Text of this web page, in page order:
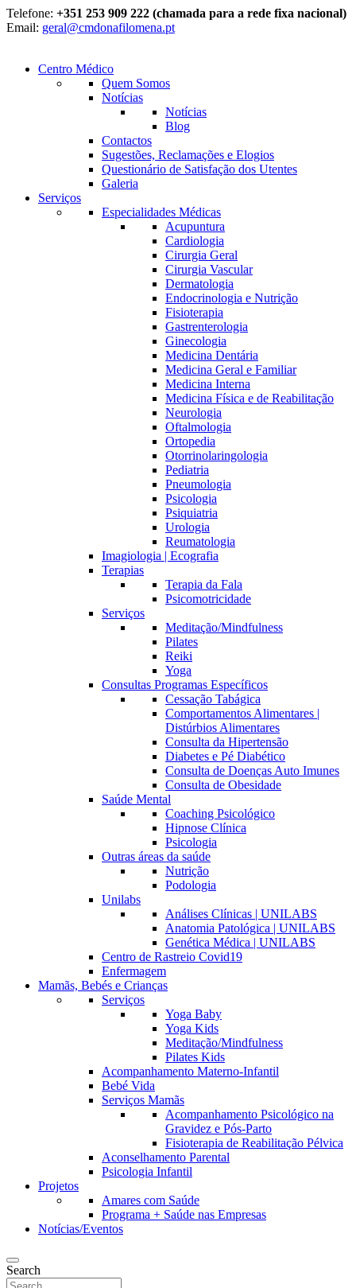
Telefone: +351 253 909 222 (chamada para a rede fixa nacional)
Email: geral@cmdonafilomena.pt
Centro Médico
Quem Somos
Notícias
Notícias
Blog
Contactos
Sugestões, Reclamações e Elogios
Questionário de Satisfação dos Utentes
Galeria
Serviços
Especialidades Médicas
Acupuntura
Cardiologia
Cirurgia Geral
Cirurgia Vascular
Dermatologia
Endocrinologia e Nutrição
Fisioterapia
Gastrenterologia
Ginecologia
Medicina Dentária
Medicina Geral e Familiar
Medicina Interna
Medicina Física e de Reabilitação
Neurologia
Oftalmologia
Ortopedia
Otorrinolaringologia
Pediatria
Pneumologia
Psicologia
Psiquiatria
Urologia
Reumatologia
Imagiologia | Ecografia
Terapias
Terapia da Fala
Psicomotricidade
Serviços
Meditação/Mindfulness
Pilates
Reiki
Yoga
Consultas Programas Específicos
Cessação Tabágica
Comportamentos Alimentares |
Distúrbios Alimentares
Consulta da Hipertensão
Diabetes e Pé Diabético
Consulta de Doenças Auto Imunes
Consulta de Obesidade
Saúde Mental
Coaching Psicológico
Hipnose Clínica
Psicologia
Outras áreas da saúde
Nutrição
Podologia
Unilabs
Análises Clínicas | UNILABS
Anatomia Patológica | UNILABS
Genética Médica | UNILABS
Centro de Rastreio Covid19
Enfermagem
Mamãs, Bebés e Crianças
Serviços
Yoga Baby
Yoga Kids
Meditação/Mindfulness
Pilates Kids
Acompanhamento Materno-Infantil
Bebé Vida
Serviços Mamãs
Acompanhamento Psicológico na
Gravidez e Pós-Parto
Fisioterapia de Reabilitação Pélvica
Aconselhamento Parental
Psicologia Infantil
Projetos
Amares com Saúde
Programa + Saúde nas Empresas
Notícias/Eventos
Search